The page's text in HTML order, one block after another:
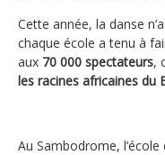
Cette année, la danse
chaque école a tenu à
aux 70 000 spectateurs,
les racines africaines du
Au Sambodrome,